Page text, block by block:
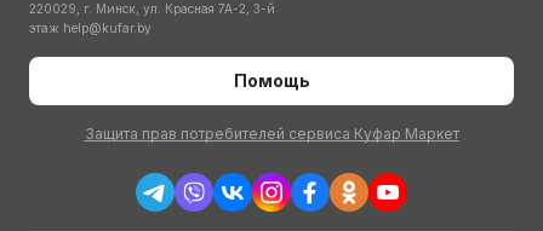
220029, г. Минск, ул. Красная 7А-2, 3-й
этаж help@kufar.by
Помощь
Защита прав потребителей сервиса Куфар Маркет